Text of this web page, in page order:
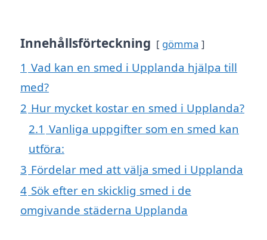
Innehållsförteckning gömma
1 Vad kan en smed i Upplanda hjälpa till
med?
2 Hur mycket kostar en smed i Upplanda?
2.1 Vanliga uppgifter som en smed kan
utföra:
3 Fördelar med att välja smed i Upplanda
4 Sök efter en skicklig smed i de
omgivande städerna Upplanda